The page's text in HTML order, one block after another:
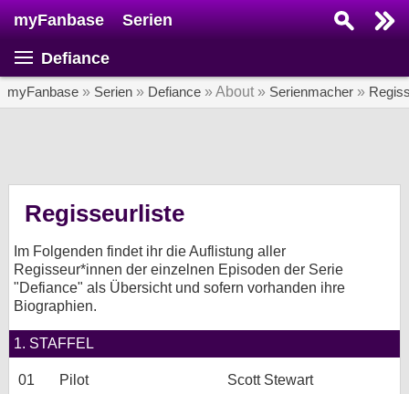
myFanbase Serien
Defiance
myFanbase » Serien » Defiance » About » Serienmacher »
Regisseurliste
Im Folgenden findet ihr die Auflistung aller
Regisseur*innen der einzelnen Episoden der Serie
"Defiance" als Übersicht und sofern vorhanden ihre
Biographien.
1. STAFFEL
01 Pilot Scott Stewart
SERIEN
KULTUR
Specials
Gewinnspiele